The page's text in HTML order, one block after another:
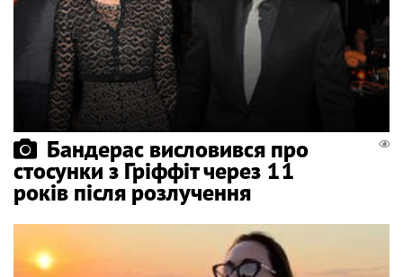
Бандерас висловився про
стосунки з Гріффіт через 11
років після розлучення